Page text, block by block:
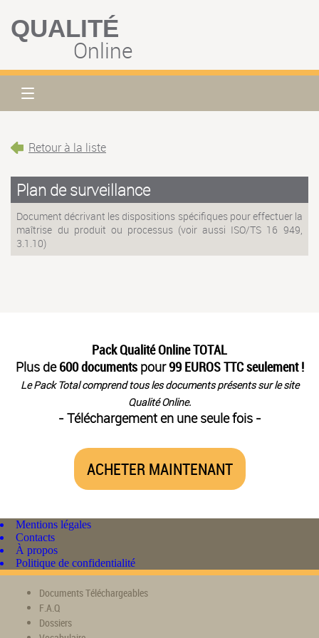
QUALITÉ
Online
Retour à la liste
Plan de surveillance
Document décrivant les dispositions spécifiques pour effectuer la
maîtrise du produit ou processus (voir aussi ISO/TS 16 949,
3.1.10)
Pack Qualité Online TOTAL
Plus de600 documentspour99 EUROS TTC seulement !
Le Pack Total comprend tous les documents présents sur le site
Qualité Online.
- Téléchargement en une seule fois -
ACHETER MAINTENANT
Mentions légales
Contacts
À propos
Politique de confidentialité
Documents Téléchargeables
F.A.Q
Dossiers